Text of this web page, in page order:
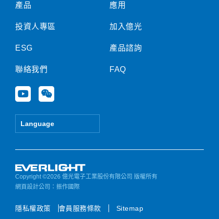
產品
投資人專區
ESG
聯絡我們
Y
o
u
e
W
e
i
Language
應用
加入億光
產品諮詢
FAQ
Copyright ©2026 億光電子工業股份有限公司 版權所有
網頁設計公司 ：振作國際
隱私權政策 會員服務條款 Sitemap